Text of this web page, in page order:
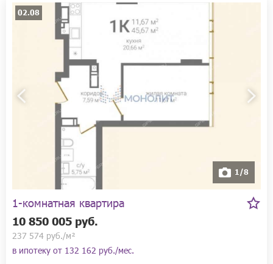
02.08
1/8
1-комнатная квартира
10 850 005 руб.
237 574 руб./м²
в ипотеку от 132 162 руб./мес.